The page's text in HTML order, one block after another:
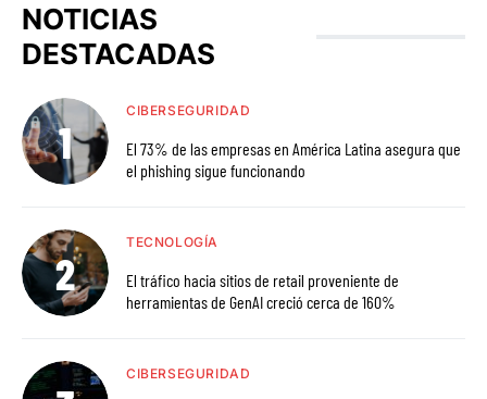
NOTICIAS
DESTACADAS
CIBERSEGURIDAD
El 73% de las empresas en América Latina asegura que
el phishing sigue funcionando
TECNOLOGÍA
El tráfico hacia sitios de retail proveniente de
herramientas de GenAI creció cerca de 160%
CIBERSEGURIDAD